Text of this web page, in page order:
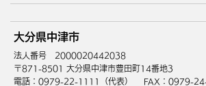
健康・医療 障がい
高齢・介護
サイトマップ
庁舎地図 組織案内
中津市へのアクセス
大分県中津市
法人番号 2000020442038
〒871-8501 大分県中津市豊田町14番地3
電話：0979-22-1111（代表）
FAX：0979-